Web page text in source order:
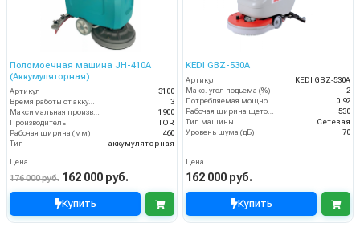
Поломоечная машина JH-410A
(Аккумуляторная)
Артикул
3100
Время работы от аккумуляторов (ч)
3
Максимальная производительность (кв.м/час)
1900
Производитель
TOR
Рабочая ширина (мм)
460
Тип
аккумуляторная
Цена
176 000 руб. 162 000 руб.
Купить
KEDI GBZ-530A
Артикул
KEDI GBZ-530A
Макс. угол подъема (%)
2
Потребляемая мощность (кВт)
0.92
Рабочая ширина щеток (мм)
530
Тип машины
Сетевая
Уровень шума (дБ)
70
Цена
162 000 руб.
Купить